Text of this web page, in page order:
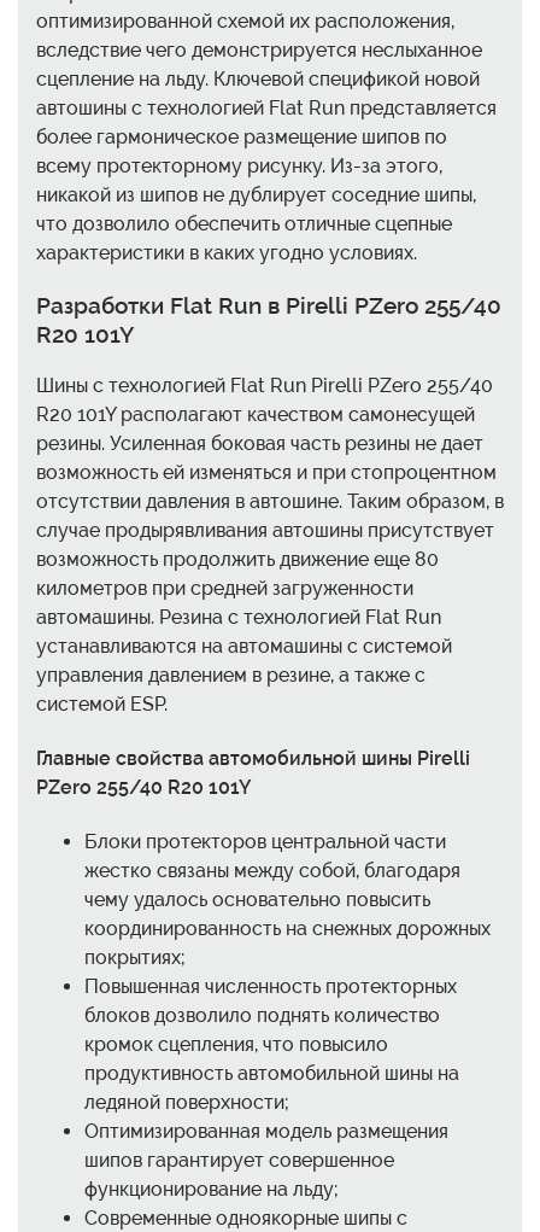
оптимизированной схемой их расположения,
вследствие чего демонстрируется неслыханное
сцепление на льду. Ключевой спецификой новой
автошины с технологией Flat Run представляется
более гармоническое размещение шипов по
всему протекторному рисунку. Из-за этого,
никакой из шипов не дублирует соседние шипы,
что дозволило обеспечить отличные сцепные
характеристики в каких угодно условиях.
Разработки Flat Run в Pirelli PZero 255/40
R20 101Y
Шины с технологией Flat Run Pirelli PZero 255/40
R20 101Y располагают качеством самонесущей
резины. Усиленная боковая часть резины не дает
возможность ей изменяться и при стопроцентном
отсутствии давления в автошине. Таким образом, в
случае продырявливания автошины присутствует
возможность продолжить движение еще 80
километров при средней загруженности
автомашины. Резина с технологией Flat Run
устанавливаются на автомашины с системой
управления давлением в резине, а также с
системой ESP.
Главные свойства автомобильной шины Pirelli
PZero 255/40 R20 101Y
Блоки протекторов центральной части
жестко связаны между собой, благодаря
чему удалось основательно повысить
координированность на снежных дорожных
покрытиях;
Повышенная численность протекторных
блоков дозволило поднять количество
кромок сцепления, что повысило
продуктивность автомобильной шины на
ледяной поверхности;
Оптимизированная модель размещения
шипов гарантирует совершенное
функционирование на льду;
Современные одноякорные шипы с